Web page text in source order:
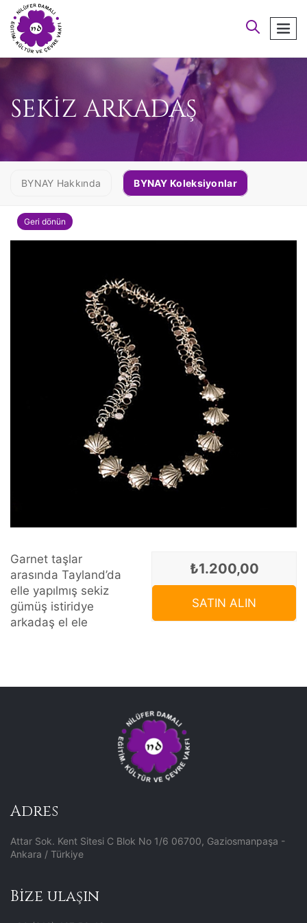
arayın
SEKİZ ARKADAŞ
BYNAY Hakkında BYNAY Koleksiyonlar
Geri dönün
₺1.200,00
SATIN ALIN
Garnet taşlar
arasında Tayland’da
elle yapılmış sekiz
gümüş istiridye
arkadaş el ele
Adres
Attar Sok. Kent Sitesi C Blok No 1/6 06700, Gaziosmanpaşa -
Ankara / Türkiye
Bize ulaşın